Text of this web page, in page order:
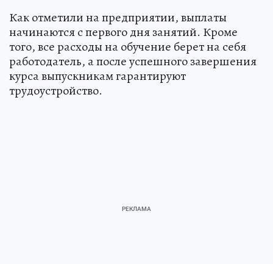
Как отметили на предприятии, выплаты
начинаются с первого дня занятий. Кроме
того, все расходы на обучение берет на себя
работодатель, а после успешного завершения
курса выпускникам гарантируют
трудоустройство.